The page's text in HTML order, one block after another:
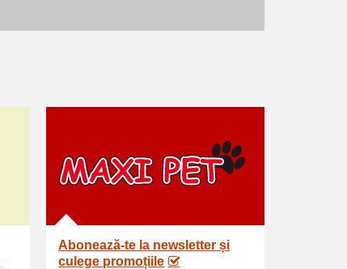
Abonează-te la newsletter și
culege promoțiile